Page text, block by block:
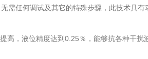
需任何调试及其它的特殊步骤，此技术具有
高，液位精度达到0.25％，能够抗各种干扰